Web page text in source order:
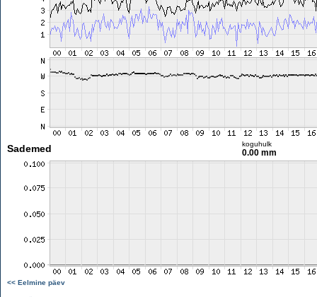
Sademed koguhulk
0.00 mm
<< Eelmine päev